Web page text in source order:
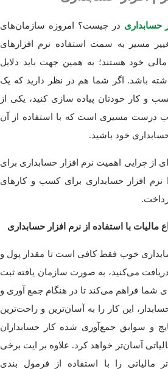
حسابداری در چیست؟ امروزه سازمان‌های
مسیر به سمت استفاده نرم افزارهای
مالی خود هستند؛ به همین جهت باید دلایل
باشد. اگر شما هم در نظر دارید که یک
و کار خودتان پیاده سازی کنید، یکی از
درست مسیری است که با استفاده از آن
خود باشید.
از چرایی اهمیت نرم افزار حسابداری برای
افزار حسابداری برای کسب و کارهای
خوب فقط کافی است تا مقدار پول و
می‌کنید، به صورت سازمان یافته ثبت
شما فراهم می‌کند تا در هنگام جمع آوری و
این کار را به آسان‌ترین و راحت‌ترین
و سوابق جمع‌آوری شده کار حسابداران
آسان‌تر خواهد کرد. علاوه بر ایت برخی
مالیاتی را با استفاده از فرمول بندی